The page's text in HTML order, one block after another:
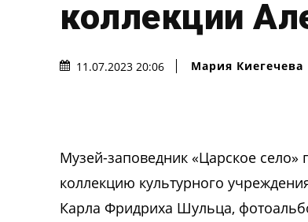
коллекции
11.07.2023 20:06 Мария Киегечева
Музей-заповедник «Царское
коллекцию культурного
Карла Фридриха Шульца,